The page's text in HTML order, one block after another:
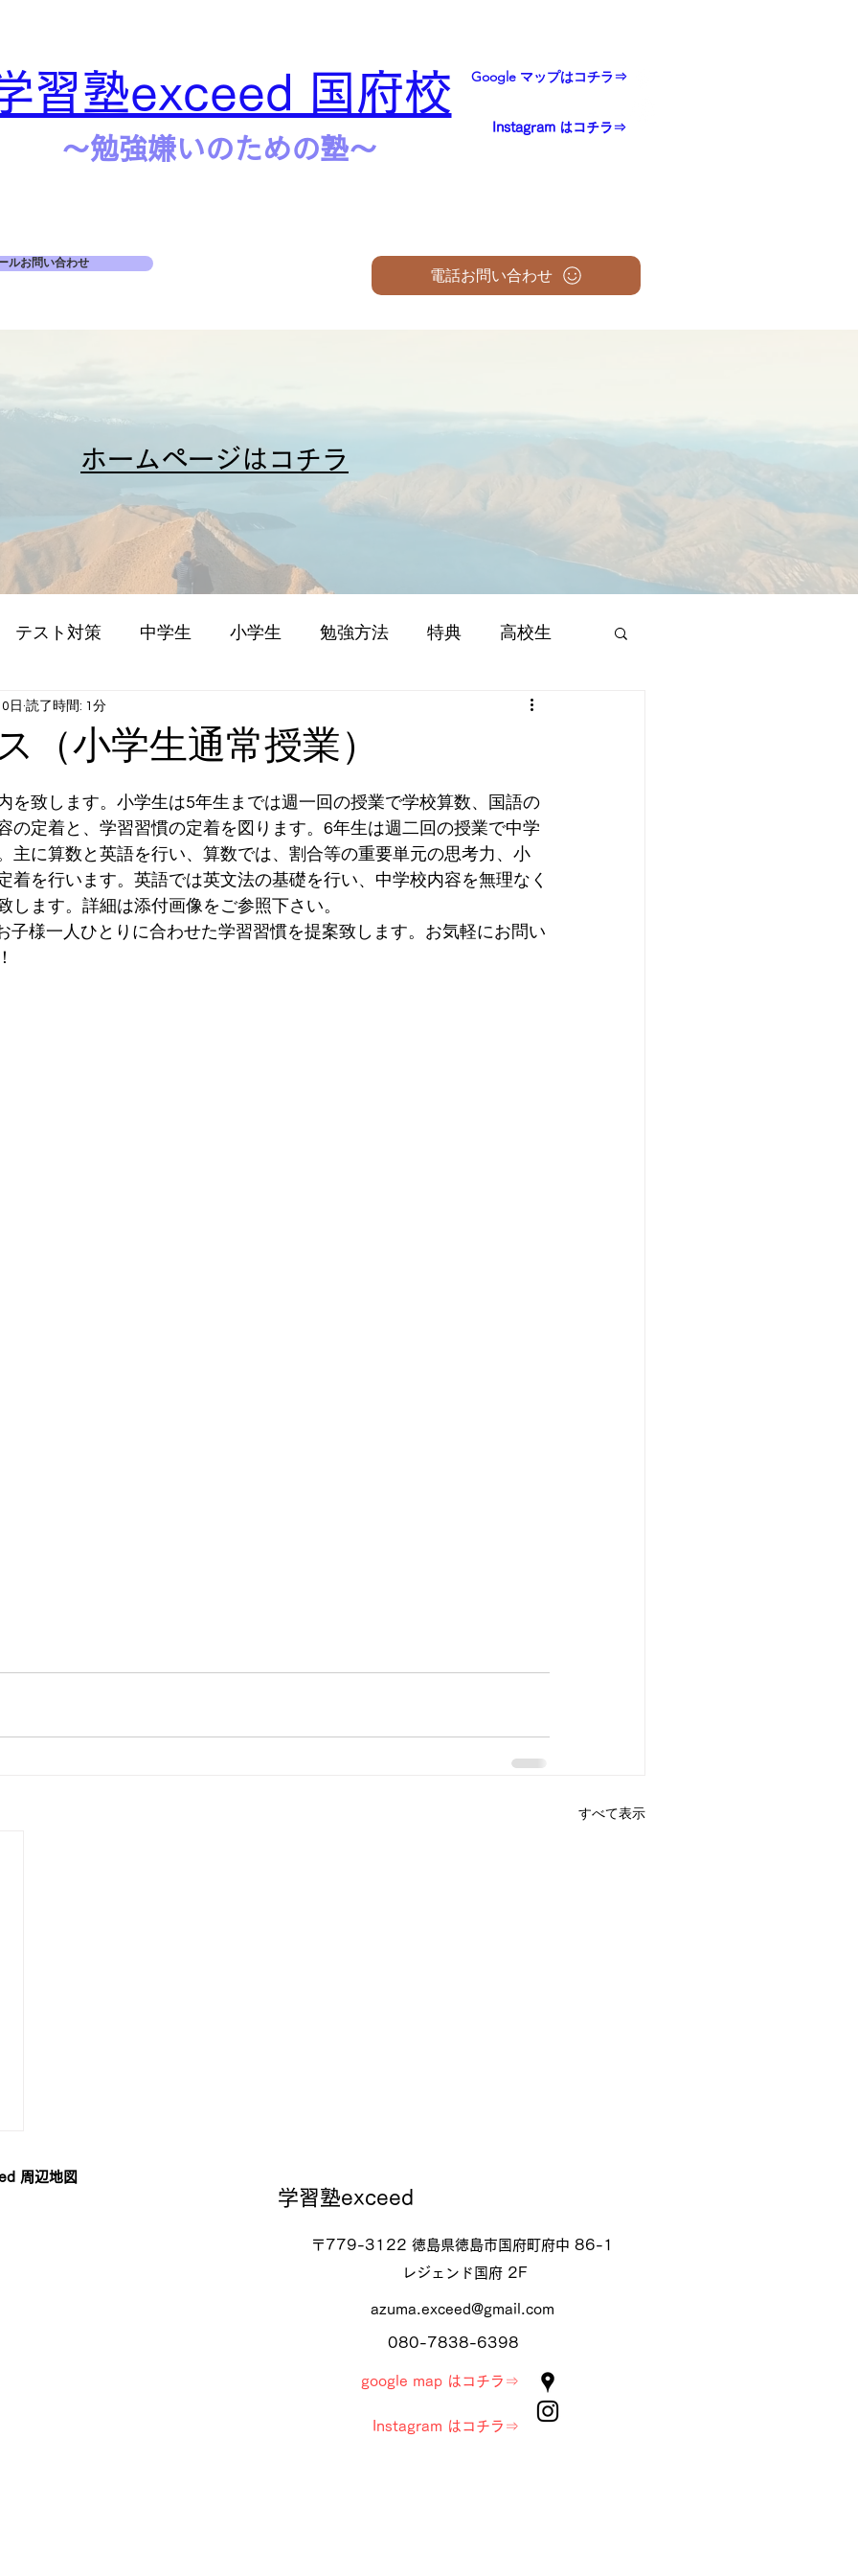
Google マップはコチラ⇒
Instagram はコチラ⇒
習塾exceed 国府校
​​～勉強嫌いのための塾～
ルお問い合わせ
電話お問い合わせ
​ホームページはコチラ
テスト対策 中学生 小学生 勉強方法 特典 高校生
（小学生通常授業）
日 読了時間: 1分
を致します。小学生は5年生までは週一回の授業で学校算数、国語の
の定着と、学習習慣の定着を図ります。6年生は週二回の授業で中学
主に算数と英語を行い、算数では、割合等の重要単元の思考力、小
着を行います。英語では英文法の基礎を行い、中学校内容を無理なく
します。詳細は添付画像をご参照下さい。
子様一人ひとりに合わせた学習習慣を提案致します。お気軽にお問い
すべて表示
周辺地図
学習塾exceed
〒779-3122 徳島県徳島市国府町府中 86-1
レジェンド国府 2F
azuma.exceed@gmail.com
080-7838-6398
google map はコチラ⇒
Instagram はコチラ⇒